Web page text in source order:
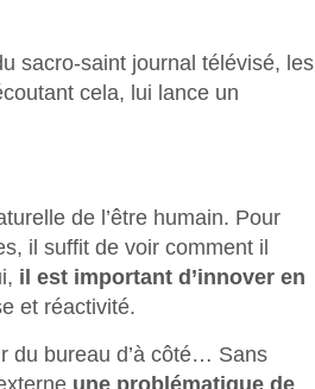
sacro-saint journal télévisé, les
cela, lui lance un
de l’être humain. Pour
il suffit de voir comment il
il est important d’innover en
et réactivité.
du bureau d’à côté… Sans